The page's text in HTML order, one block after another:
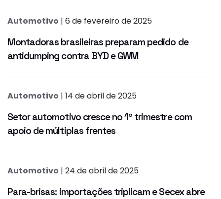
Automotivo | 6 de fevereiro de 2025
Montadoras brasileiras preparam pedido de
antidumping contra BYD e GWM
Automotivo | 14 de abril de 2025
Setor automotivo cresce no 1º trimestre com
apoio de múltiplas frentes
Automotivo | 24 de abril de 2025
Para-brisas: importações triplicam e Secex abre